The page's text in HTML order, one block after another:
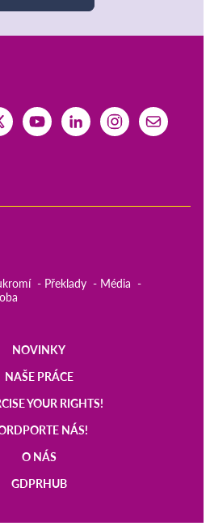
Překlady
Média
NOVINKY
NAŠE PRÁCE
YOUR RIGHTS!
NÁS!
O NÁS
GDPRHUB